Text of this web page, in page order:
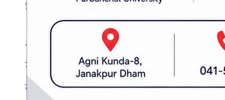
छ ।
शनिबार दिउँसो सुनसरीको दुहबी
दुर्घटना हुँदा त्रियुगा नगरपालिका– ८
खतिवडा जिल्ला प्रहरी कार्यालय उदयपुरमा